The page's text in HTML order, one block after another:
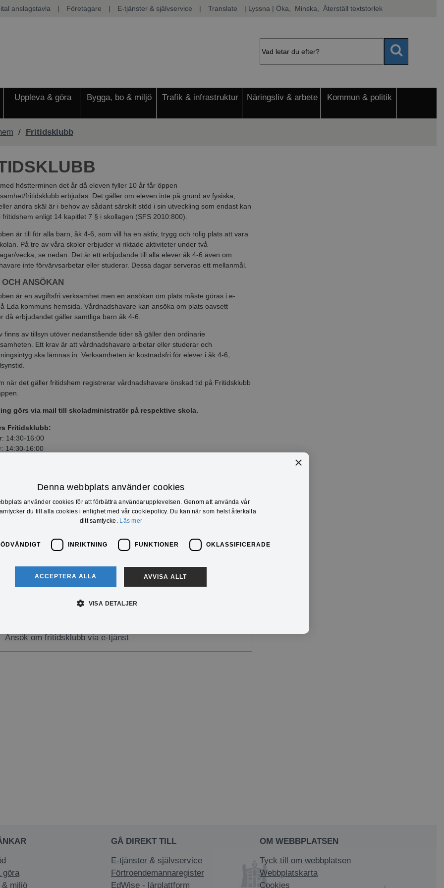
anslagstavla | Företagare | E-tjänster & självservice | Translate | Lyssna | Öka, Minska, Återställ textstorlek
Uppleva & göra Bygga, bo & miljö Trafik & infrastruktur Näringsliv & arbete Kommun & politik
/ Fritidsklubb
höstterminen det år då eleven fyller 10 år får öppen
fritidsklubb erbjudas. Det gäller om eleven inte på grund av fysiska,
andra skäl är i behov av sådant särskilt stöd i sin utveckling som endast kan
fritidshem enligt 14 kapitlet 7 § i skollagen (SFS 2010:800).
är till för alla barn , åk 4-6 som vill ha en aktiv, trygg och rolig plats att vara
På tre av våra skolor erbjuder vi riktade aktiviteter under två
vecka, se nedan.
Det är ett erbjudande till alla elever åk 4-6 även om
inte förvärvsarbetar eller studerar. Dessa dagar serveras ett mellanmål.
ANSÖKAN
är en avgiftsfri verksamhet men en ansökan om plats måste göras i e-
Eda kommuns hemsida. Vårdnadshavare kan ansöka om plats oavsett
då erbjudandet gäller samtliga barn åk 4-6.
finns av tillsyn utöver nedanstående tider så gäller den ordinarie
Ett krav är att vårdnadshavare arbetar eller studerar och
ska lämnas in. Verksamheten är kostnadsfri för elever i åk 4-6
när det gäller fritidshem registrerar vårdnadshavare önskad tid på Fritidsklubb
görs via mail till skoladministratör på respektive skola.
Fritidsklubb:
14:30-16:00
14:30-16:00
13:20-15:00
Fritidsklubb:
13.00-15.00
Fritidsklubb:
13.30-17:00
Ansök om fritidsklubb via e-tjänst
göra
& miljö
GÅ DIREKT TILL
E-tjänster & självservice
Förtroendemannaregister
EdWise - lärplattform
OM WEBBPLATSEN
Tyck till om webbplatsen
Webbplatskarta
Cookies
×
Denna webbplats använder cookies
använder cookies för att förbättra användarupplevelsen. Genom att använda vår
du till alla cookies i enlighet med vår cookiepolicy. Du kan när som helst återkalla
ditt samtycke. Läs mer
INRIKTNING FUNKTIONER OKLASSIFICERADE
ACCEPTERA ALLA AVVISA ALLT
VISA DETALJER